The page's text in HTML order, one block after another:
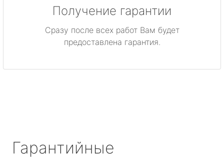
Получение гарантии
Сразу после всех работ Вам будет
предоставлена гарантия.
Гарантийные